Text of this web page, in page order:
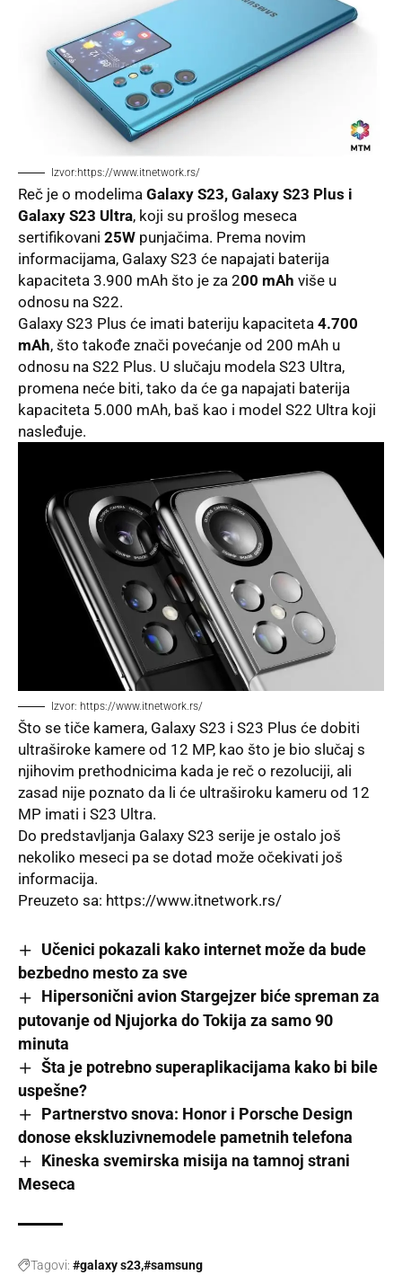
Izvor:https://www.itnetwork.rs/
Reč je o modelima Galaxy S23, Galaxy S23 Plus i
Galaxy S23 Ultra, koji su prošlog meseca
sertifikovani 25W punjačima. Prema novim
informacijama, Galaxy S23 će napajati baterija
kapaciteta 3.900 mAh što je za 200 mAh više u
odnosu na S22.
Galaxy S23 Plus će imati bateriju kapaciteta 4.700
mAh, što takođe znači povećanje od 200 mAh u
odnosu na S22 Plus. U slučaju modela S23 Ultra,
promena neće biti, tako da će ga napajati baterija
kapaciteta 5.000 mAh, baš kao i model S22 Ultra koji
nasleđuje.
Izvor: https://www.itnetwork.rs/
Što se tiče kamera, Galaxy S23 i S23 Plus će dobiti
ultraširoke kamere od 12 MP, kao što je bio slučaj s
njihovim prethodnicima kada je reč o rezoluciji, ali
zasad nije poznato da li će ultraširoku kameru od 12
MP imati i S23 Ultra.
Do predstavljanja Galaxy S23 serije je ostalo još
nekoliko meseci pa se dotad može očekivati još
informacija.
Preuzeto sa: https://www.itnetwork.rs/
Učenici pokazali kako internet može da bude
bezbedno mesto za sve
Hipersonični avion Stargejzer biće spreman za
putovanje od Njujorka do Tokija za samo 90
minuta
Šta je potrebno superaplikacijama kako bi bile
uspešne?
Partnerstvo snova: Honor i Porsche Design
donose ekskluzivnemodele pametnih telefona
Kineska svemirska misija na tamnoj strani
Meseca
Tagovi: #galaxy s23#samsung